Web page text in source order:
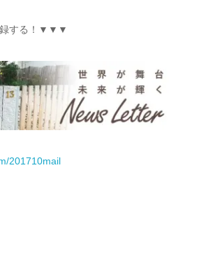
する！▼▼▼
201710mail